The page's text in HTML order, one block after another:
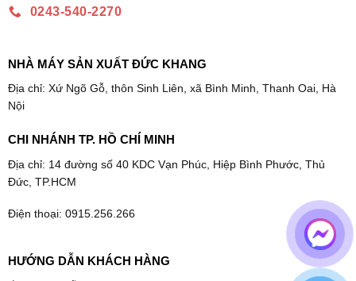
0243-540-2270
NHÀ MÁY SẢN XUẤT ĐỨC KHANG
Địa chỉ: Xứ Ngõ Gỗ, thôn Sinh Liên, xã Bình Minh, Thanh Oai, Hà
Nội
CHI NHÁNH TP. HỒ CHÍ MINH
Địa chỉ: 14 đường số 40 KDC Vạn Phúc, Hiệp Bình Phước, Thủ
Đức, TP.HCM
Điện thoại: 0915.256.266
HƯỚNG DẪN KHÁCH HÀNG